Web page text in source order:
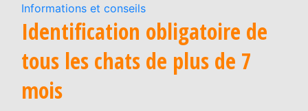
Informations et conseils
Identification obligatoire de
tous les chats de plus de 7
mois